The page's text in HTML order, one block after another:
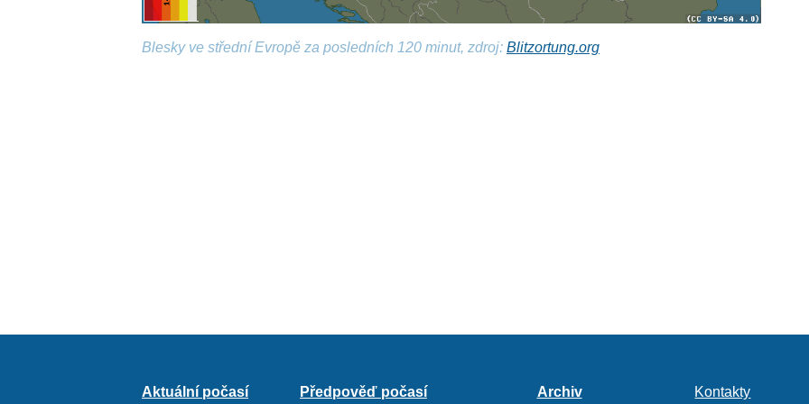
Blesky ve střední Evropě za posledních 120 minut, zdroj:Blitzortung.org
Aktuální počasí Předpověď počasí Archiv Kontakty